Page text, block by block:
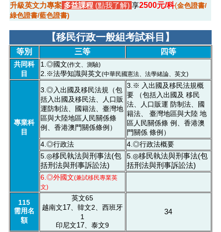
升級英文力專案多益課程(點我了解) 享2500元/科(金色證書/
綠色證書/藍色證書)
【移民行政一般組考試科目 】
等別 三等 四等
共同科
目
1.◎國文(作文、測驗)
2.※法學知識與英文(中華民國憲法、法學緒論、英文)
專業科
目
3.◎入出國及移民法規（包
括入出國及移民法、人口販
運防制法、國籍法、臺灣地
區與大陸地區人民關係條
例、香港澳門關係條例）
3.※ 入出國及移民法規概
要 （包括入出國及 移民
法、人口販運 防制法、國
籍法、 臺灣地區與大陸 地
區人民關係條 例、香港澳
門關係 條例）
4.◎行政法
4.◎行政法概要
5.◎移民執法與刑事法(包
括刑法與刑事訴訟法)
5.◎移民執法與刑事法(包
括刑法與刑事訴訟法)
6.◎外國文(兼試移民專業英
文)
115
需用名
額
英文65
越南文17、韓文2、西班牙
1
印尼文17、泰文9
34